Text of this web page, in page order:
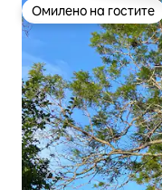
Омилено на гостите
Омилено на гостите